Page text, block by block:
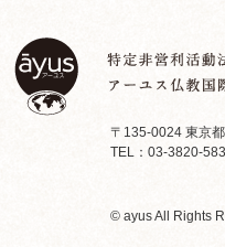
〒135-0024 東京
TEL：03-3820-
© ayus All Rights